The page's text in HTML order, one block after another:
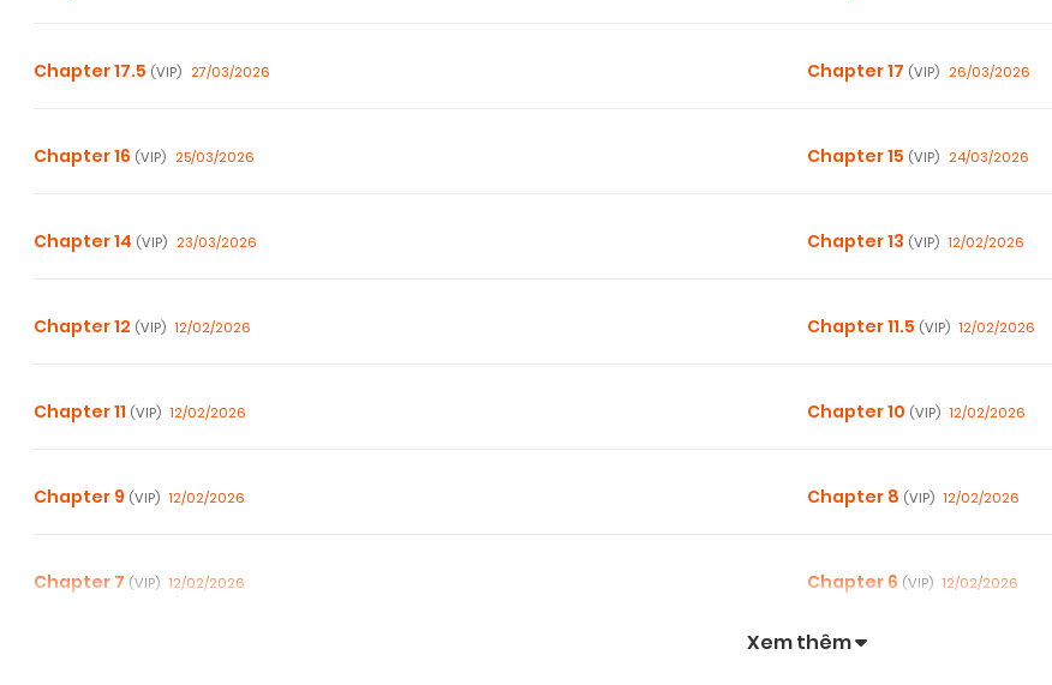
Chapter 17.5 (VIP) 27/03/2026 Chapter 17 (VIP) 26/03/2026
Chapter 16 (VIP) 25/03/2026 Chapter 15 (VIP) 24/03/2026
Chapter 14 (VIP) 23/03/2026 Chapter 13 (VIP) 12/02/2026
Chapter 12 (VIP) 12/02/2026 Chapter 11.5 (VIP) 12/02/2026
Chapter 11 (VIP) 12/02/2026 Chapter 10 (VIP) 12/02/2026
Chapter 9 (VIP) 12/02/2026 Chapter 8 (VIP) 12/02/2026
Chapter 7 (VIP) 12/02/2026 Chapter 6 (VIP) 12/02/2026
Xem thêm